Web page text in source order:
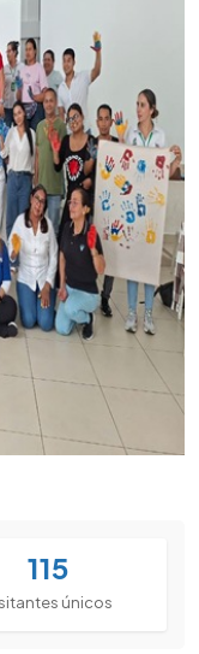
115
únicos